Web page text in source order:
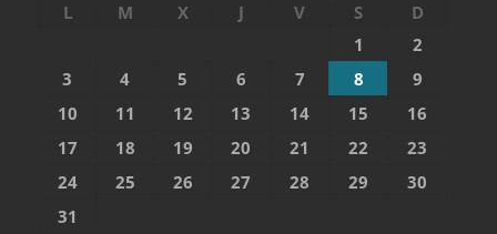
L M X J V S
D
1
2
3
4 5 6 7 8
9
10
11 12 13 14 15
16
17
18 19 20 21 22
23
24
25 26 27 28 29
30
31